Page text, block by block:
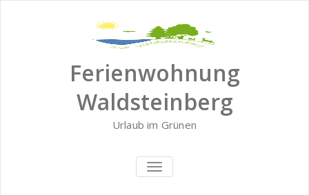
Ferienwohnung
Waldsteinberg
Urlaub im Grünen
SCHALTE NAVIGATION